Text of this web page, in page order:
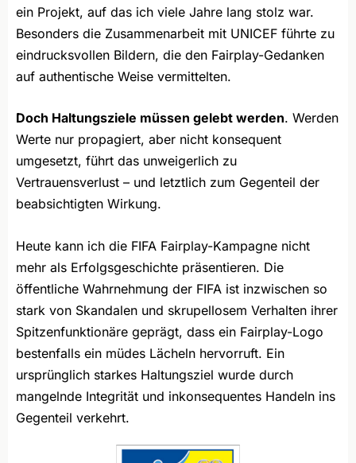
ein Projekt, auf das ich viele Jahre lang stolz war.
Besonders die Zusammenarbeit mit UNICEF führte zu
eindrucksvollen Bildern, die den Fairplay-Gedanken
auf authentische Weise vermittelten.
Doch Haltungsziele müssen gelebt werden. Werden
Werte nur propagiert, aber nicht konsequent
umgesetzt, führt das unweigerlich zu
Vertrauensverlust – und letztlich zum Gegenteil der
beabsichtigten Wirkung.
Heute kann ich die FIFA Fairplay-Kampagne nicht
mehr als Erfolgsgeschichte präsentieren. Die
öffentliche Wahrnehmung der FIFA ist inzwischen so
stark von Skandalen und skrupellosem Verhalten ihrer
Spitzenfunktionäre geprägt, dass ein Fairplay-Logo
bestenfalls ein müdes Lächeln hervorruft. Ein
ursprünglich starkes Haltungsziel wurde durch
mangelnde Integrität und inkonsequentes Handeln ins
Gegenteil verkehrt.